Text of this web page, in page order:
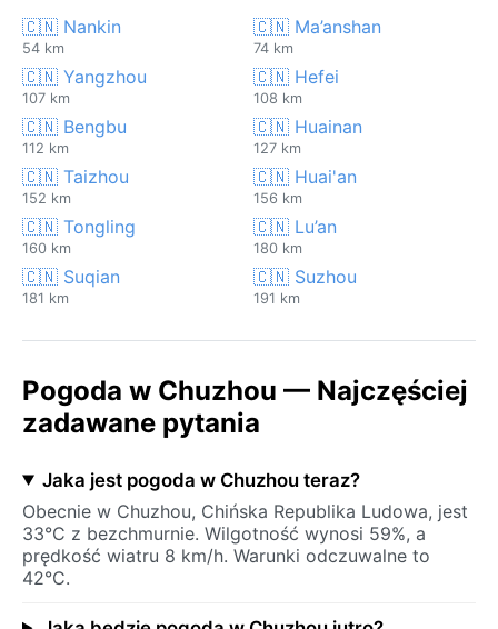
🇨🇳 Nankin
54 km
🇨🇳 Ma’anshan
74 km
🇨🇳 Yangzhou
107 km
🇨🇳 Hefei
108 km
🇨🇳 Bengbu
112 km
🇨🇳 Huainan
127 km
🇨🇳 Taizhou
152 km
🇨🇳 Huai'an
156 km
🇨🇳 Tongling
160 km
🇨🇳 Lu’an
180 km
🇨🇳 Suqian
181 km
🇨🇳 Suzhou
191 km
Pogoda w Chuzhou — Najczęściej
zadawane pytania
Jaka jest pogoda w Chuzhou teraz?
Obecnie w Chuzhou, Chińska Republika Ludowa, jest
33°C z bezchmurnie. Wilgotność wynosi 59%, a
prędkość wiatru 8 km/h. Warunki odczuwalne to
42°C.